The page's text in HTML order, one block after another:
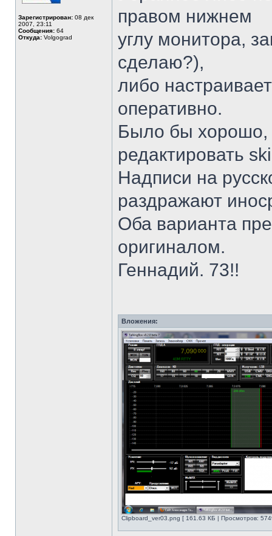
Зарегистрирован: 08 дек
2007, 23:11
Сообщения: 64
Откуда: Volgograd
правом нижнем
углу монитора,
сделаю?),
либо
оперативно.
Было бы хорошо,
редактировать
Надписи на
раздражают
Оба варианта
оригиналом.
Геннадий. 73!!
Вложения:
Clipboard_ver03.png [ 161.63 КБ | Просмотров: